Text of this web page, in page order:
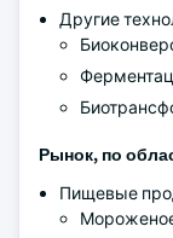
Другие
Рынок, по
Пищевые